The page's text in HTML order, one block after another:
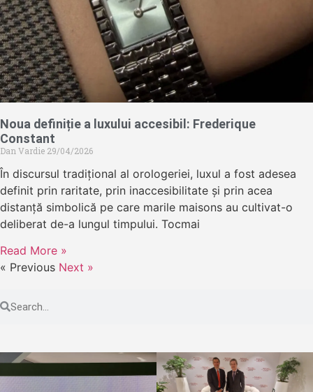
Noua definiție a luxului accesibil: Frederique
Constant
Dan Vardie 29/04/2026
În discursul tradițional al orologeriei, luxul a fost adesea
definit prin raritate, prin inaccesibilitate și prin acea
distanță simbolică pe care marile maisons au cultivat-o
deliberat de-a lungul timpului. Tocmai
Read More »
« Previous Next »